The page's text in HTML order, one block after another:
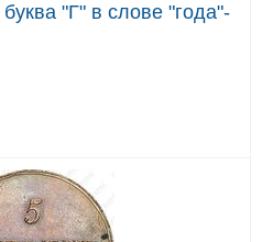
"Г" в слове "года"-